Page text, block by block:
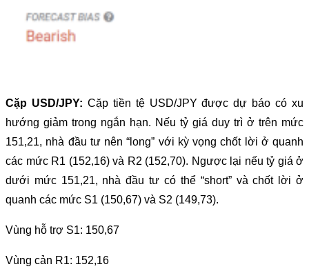
Cặp USD/JPY: Cặp tiền tệ USD/JPY được dự báo có xu
hướng giảm trong ngắn hạn. Nếu tỷ giá duy trì ở trên mức
151,21, nhà đầu tư nên “long” với kỳ vọng chốt lời ở quanh
các mức R1 (152,16) và R2 (152,70). Ngược lại nếu tỷ giá ở
dưới mức 151,21, nhà đầu tư có thể “short” và chốt lời ở
quanh các mức S1 (150,67) và S2 (149,73).
Vùng hỗ trợ S1: 150,67
Vùng cản R1: 152,16